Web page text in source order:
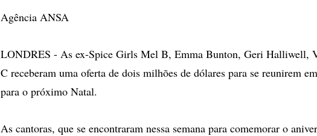
Agência ANSA
LONDRES - As ex-Spice Girls Mel B, Emma Bunton, Geri Halliwell,
C receberam uma oferta de dois milhões de dólares para se reunirem
para o próximo Natal.
As cantoras, que se encontraram nessa semana para comemorar o